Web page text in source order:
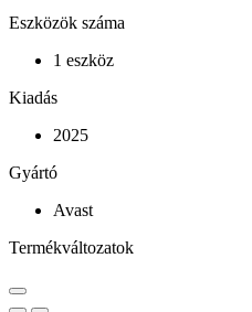
Eszközök száma
1 eszköz
Kiadás
2025
Gyártó
Avast
Termékváltozatok